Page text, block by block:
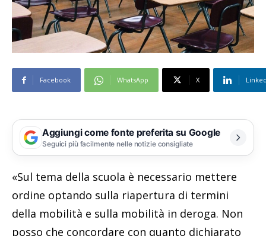
Facebook WhatsApp X
Aggiungi come fonte preferita su Google
Seguici più facilmente nelle notizie consigliate
«Sul tema della scuola è necessario mettere
ordine optando sulla riapertura di termini
della mobilità e sulla mobilità in deroga. Non
posso che concordare con quanto dichiarato